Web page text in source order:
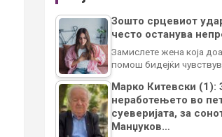
Зошто срцевиот
често останува
Замислете жена која
помош бидејќи
Марко Китевски (1):
неработењето во
суеверијата, за
Манџуков…